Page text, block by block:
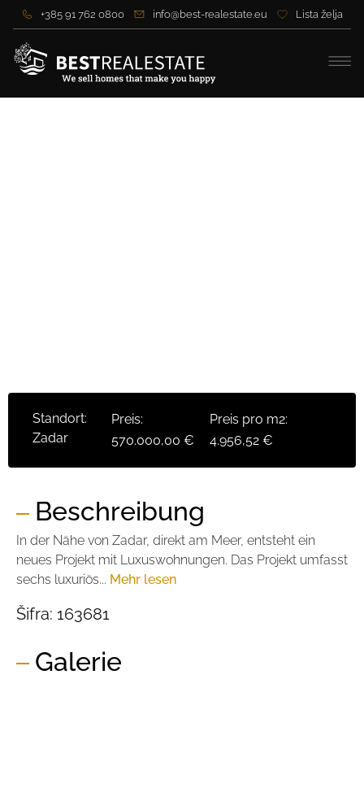
+385 91 762 0800 info@best-realestate.eu Lista želja
Standort:
Zadar
Preis:
570.000,00 €
Preis pro m2:
4.956,52 €
Beschreibung
In der Nähe von Zadar, direkt am Meer, entsteht ein
neues Projekt mit Luxuswohnungen. Das Projekt umfasst
sechs luxuriös... Mehr lesen
Šifra: 163681
Galerie